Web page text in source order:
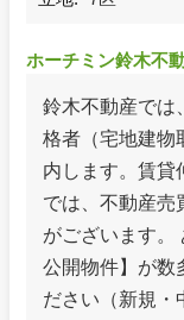
ホーチミン鈴木不
鈴木不動産では
格者（宅地建物
内します。賃貸
では、不動産売
がございます。
公開物件】が数
ださい（新規・